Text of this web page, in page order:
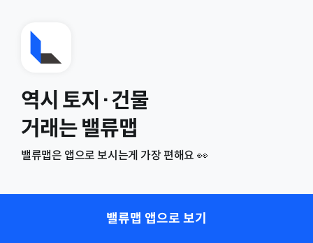
역시 토지·건물
거래는 밸류맵
밸류맵은 앱으로 보시는게 가장 편해요 👀
밸류맵 앱으로 보기